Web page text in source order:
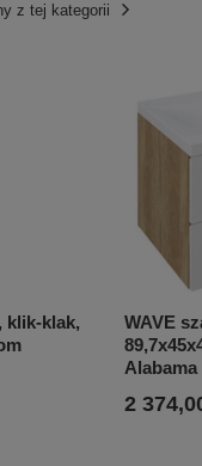
klik-klak,
WAVE
Alabama
2
z tej kategorii